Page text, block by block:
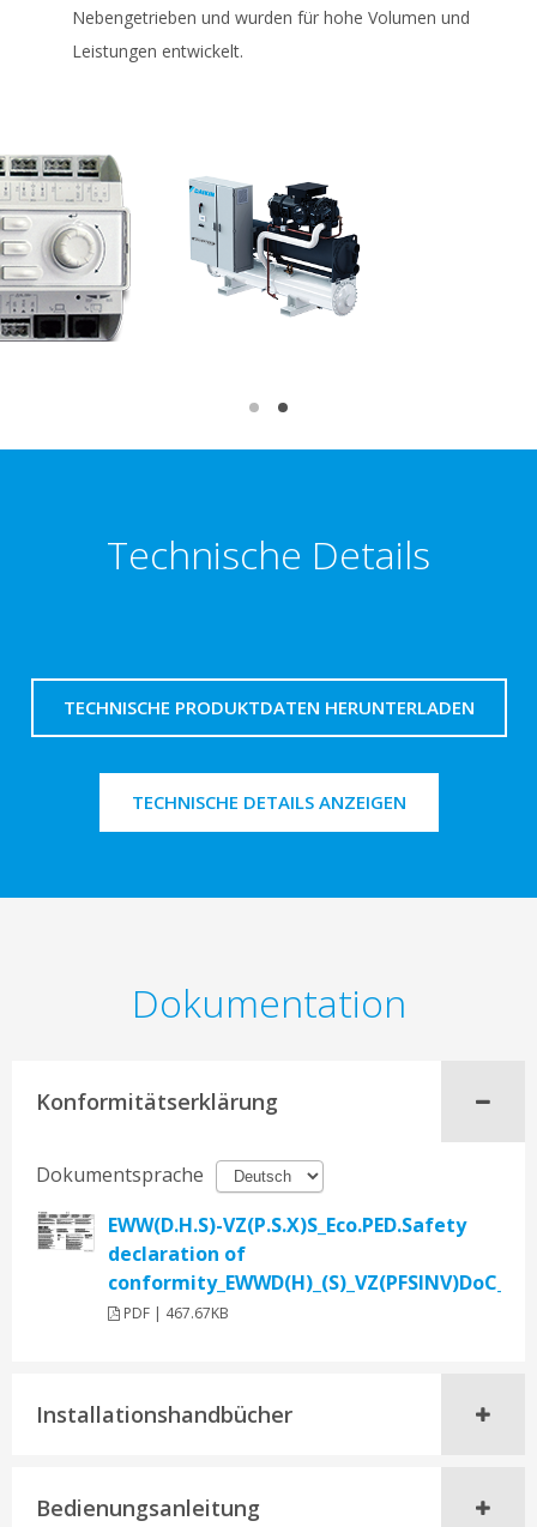
Nebengetrieben und wurden für hohe Volumen und
Leistungen entwickelt.
Technische Details
TECHNISCHE PRODUKTDATEN HERUNTERLADEN
TECHNISCHE DETAILS ANZEIGEN
Dokumentation
Konformitätserklärung
Dokumentsprache
EWW(D.H.S)-VZ(P.S.X)S_Eco.PED.Safety
declaration of
conformity_EWWD(H)_(S)_VZ(PFSINV)DoC_11
PDF | 467.67KB
Installationshandbücher
Bedienungsanleitung